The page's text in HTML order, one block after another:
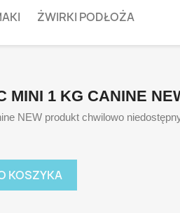
ŻWIRKI PODŁOŻA
MINI 1 KG CANINE
NEW produkt chwilowo
KOSZYKA